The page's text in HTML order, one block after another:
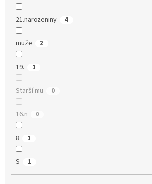
21.narozeniny 4
muže 2
19. 1
Starší mu 0
16.n 0
8 1
S 1